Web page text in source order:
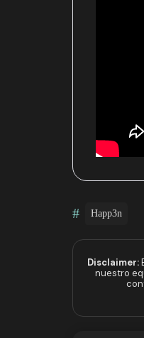
# Happ3n
Disclaimer:
nuestro